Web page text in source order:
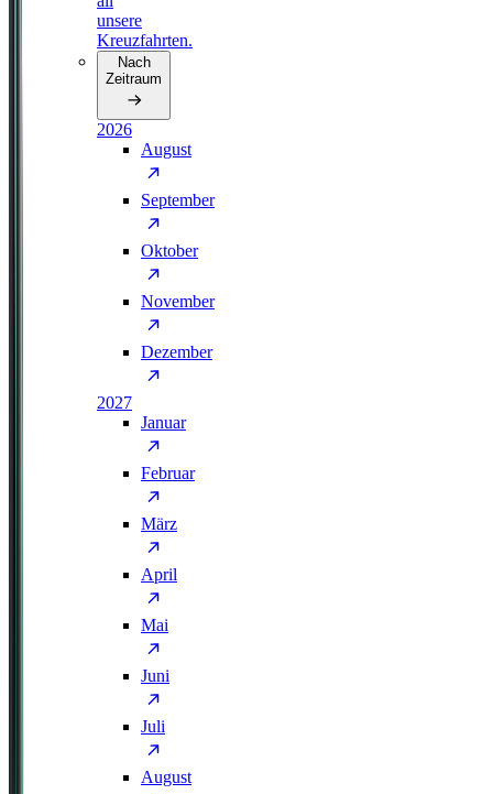
unsere
Kreuzfahrten.
Nach
Zeitraum
2026
August
September
Oktober
November
Dezember
2027
Januar
Februar
März
April
Mai
Juni
Juli
August